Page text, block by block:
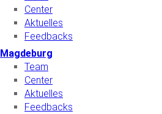
Center
Aktuelles
Feedbacks
Magdeburg
Team
Center
Aktuelles
Feedbacks